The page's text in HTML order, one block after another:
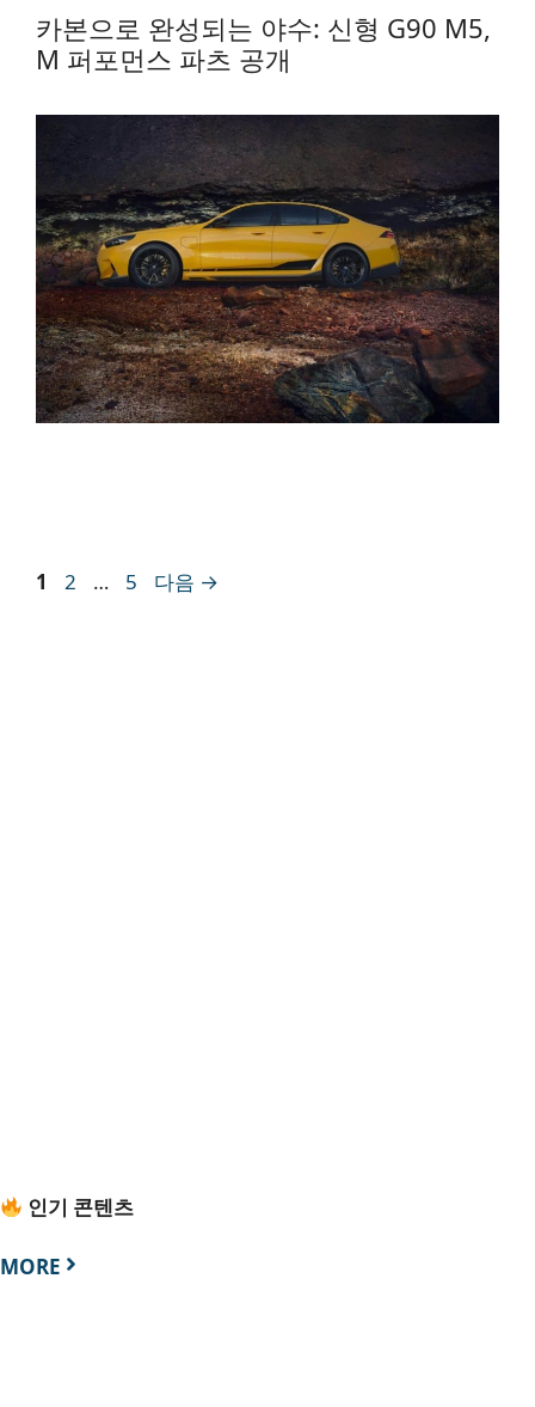
카본으로 완성되는 야수: 신형 G90 M5,
M 퍼포먼스 파츠 공개
페
1
페
2 …
페
5 다음 →
인기 콘텐츠
MORE